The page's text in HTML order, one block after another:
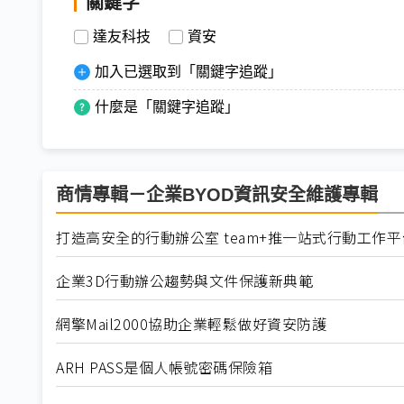
達友科技 資安
加入已選取到「關鍵字追蹤」
什麼是「關鍵字追蹤」
商情專輯－企業BYOD資訊安全維護專輯
打造高安全的行動辦公室 team+推一站式行動工作
企業3D行動辦公趨勢與文件保護新典範
網擎Mail2000協助企業輕鬆做好資安防護
ARH PASS是個人帳號密碼保險箱